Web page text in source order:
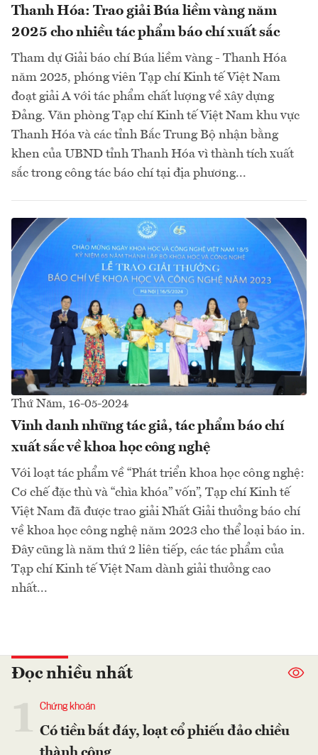
Thanh Hóa: Trao giải Búa liềm vàng năm
2025 cho nhiều tác phẩm báo chí xuất sắc
Tham dự Giải báo chí Búa liềm vàng - Thanh Hóa
năm 2025, phóng viên Tạp chí Kinh tế Việt Nam
đoạt giải A với tác phẩm chất lượng về xây dựng
Đảng. Văn phòng Tạp chí Kinh tế Việt Nam khu vực
Thanh Hóa và các tỉnh Bắc Trung Bộ nhận bằng
khen của UBND tỉnh Thanh Hóa vì thành tích xuất
sắc trong công tác báo chí tại địa phương...
Thứ Năm, 16-05-2024
Vinh danh những tác giả, tác phẩm báo chí
xuất sắc về khoa học công nghệ
Với loạt tác phẩm về “Phát triển khoa học công nghệ:
Cơ chế đặc thù và “chìa khóa” vốn”, Tạp chí Kinh tế
Việt Nam đã được trao giải Nhất Giải thưởng báo chí
về khoa học công nghệ năm 2023 cho thể loại báo in.
Đây cũng là năm thứ 2 liên tiếp, các tác phẩm của
Tạp chí Kinh tế Việt Nam dành giải thưởng cao
nhất...
Đọc nhiều nhất
Chứng khoán
Có tiền bắt đáy, loạt cổ phiếu đảo chiều